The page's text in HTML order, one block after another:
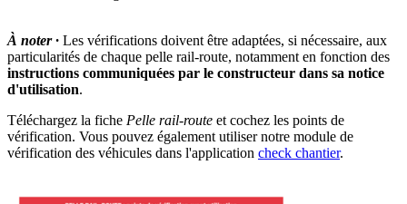
À noter · Les vérifications doivent être adaptées, si nécessaire, aux
particularités de chaque pelle rail-route, notamment en fonction des
instructions communiquées par le constructeur dans sa notice
d'utilisation.
Téléchargez la fiche Pelle rail-route et cochez les points de
vérification. Vous pouvez également utiliser notre module de
vérification des véhicules dans l'application check chantier.